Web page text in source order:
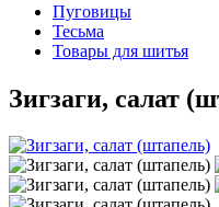
Пуговицы
Тесьма
Товары для шитья
Зигзаги, салат